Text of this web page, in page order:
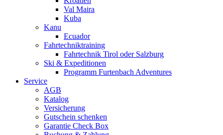
Val Maira
Kuba
Kanu
Ecuador
Fahrtechniktraining
Fahrtechnik Tirol oder Salzburg
Ski & Expeditionen
Programm Furtenbach Adventures
Service
AGB
Katalog
Versicherung
Gutschein schenken
Garantie Check Box